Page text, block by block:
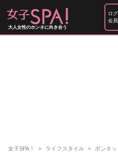
大人女性のホンネに向き合う
ロ
会
女子SPA！ ライフスタイル
ボンネ